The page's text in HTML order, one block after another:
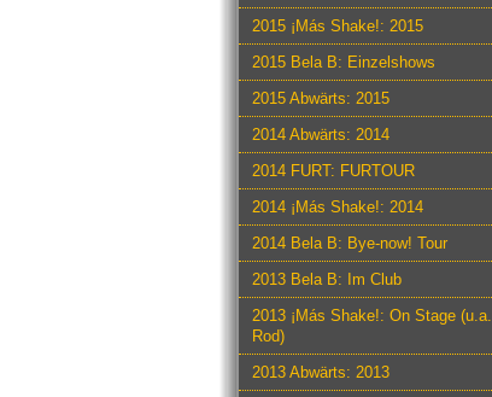
2015 ¡Más Shake!: 2015
2015 Bela B: Einzelshows
2015 Abwärts: 2015
2014 Abwärts: 2014
2014 FURT: FURTOUR
2014 ¡Más Shake!: 2014
2014 Bela B: Bye-now! Tour
2013 Bela B: Im Club
2013 ¡Más Shake!: On Stage (u.a.
Rod)
2013 Abwärts: 2013